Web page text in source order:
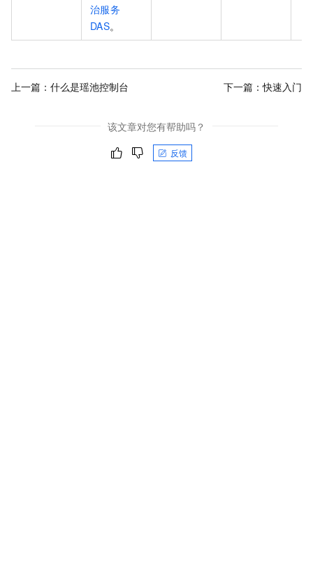
治服务
DAS。
上一篇： 什么是瑶池控制台 下一篇：快速入门
该文章对您有帮助吗？
反馈